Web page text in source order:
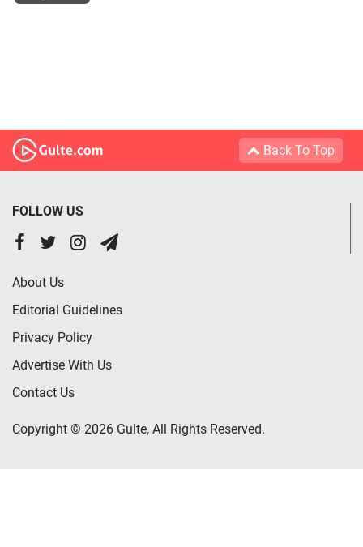
Back To Top
FOLLOW US
About Us
Editorial Guidelines
Privacy Policy
Advertise With Us
Contact Us
Copyright © 2026 Gulte, All Rights Reserved.